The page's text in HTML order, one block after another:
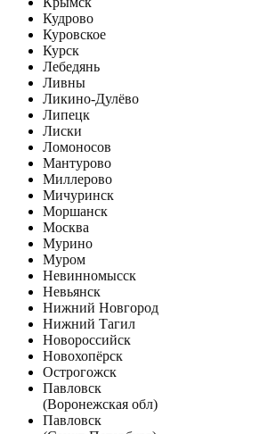
Кудрово
Куровское
Курск
Лебедянь
Ливны
Ликино-Дулёво
Липецк
Лиски
Ломоносов
Мантурово
Миллерово
Мичуринск
Моршанск
Москва
Мурино
Муром
Невинномысск
Невьянск
Нижний Новгород
Нижний Тагил
Новороссийск
Новохопёрск
Острогожск
Павловск
(Воронежская обл)
Павловск